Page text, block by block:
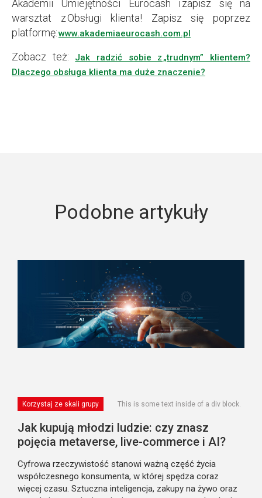
Akademii Umiejętności Eurocash i zapisz się na
warsztat z Obsługi klienta! Zapisz się poprzez
platformę:www.akademiaeurocash.com.pl
Zobacz też:
Jak radzić sobie z „trudnym” klientem?
Dlaczego obsługa klienta ma duże znaczenie?
Podobne artykuły
Korzystaj ze skali grupy This is some text inside of a div block.
Jak kupują młodzi ludzie: czy znasz
pojęcia metaverse, live-commerce i AI?
Cyfrowa rzeczywistość stanowi ważną część życia
współczesnego konsumenta, w której spędza coraz
więcej czasu. Sztuczna inteligencja, zakupy na żywo oraz